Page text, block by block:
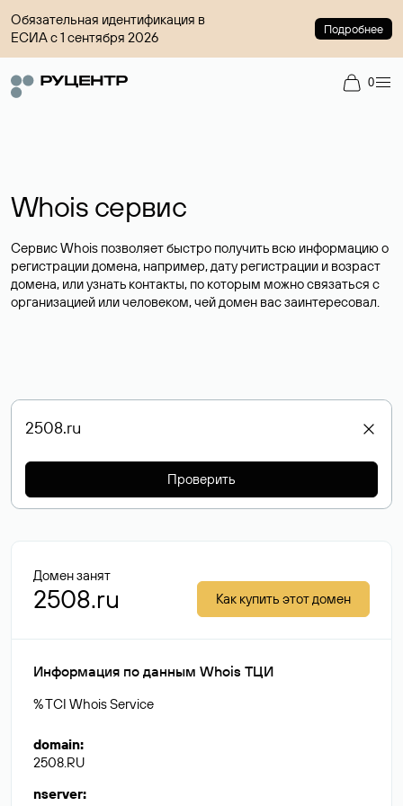
Обязательная идентификация в
ЕСИА с 1 сентября 2026
Подробнее
0
Whois сервис
Сервис Whois позволяет быстро получить всю информацию о
регистрации домена, например, дату регистрации и возраст
домена, или узнать контакты, по которым можно связаться с
организацией или человеком, чей домен вас заинтересовал.
Проверить
Домен занят
2508.ru Как купить этот домен
Информация по данным Whois ТЦИ
% TCI Whois Service
domain:
2508.RU
nserver: